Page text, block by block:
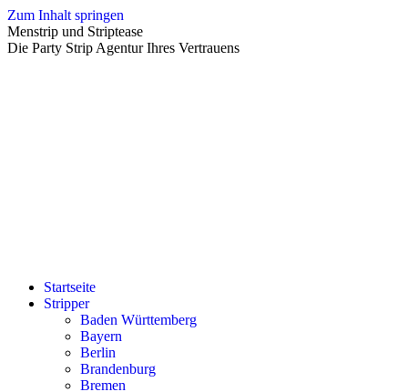
Zum Inhalt springen
Menstrip und Striptease
Die Party Strip Agentur Ihres Vertrauens
Startseite
Stripper
Baden Württemberg
Bayern
Berlin
Brandenburg
Bremen